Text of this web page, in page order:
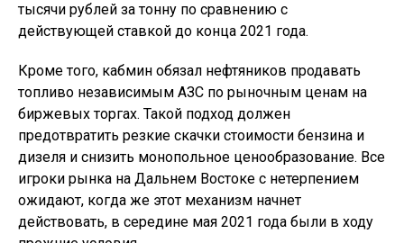
тысячи рублей за тонну по сравнению с
действующей ставкой до конца 2021 года.
Кроме того, кабмин обязал нефтяников продавать
топливо независимым АЗС по рыночным ценам на
биржевых торгах. Такой подход должен
предотвратить резкие скачки стоимости бензина и
дизеля и снизить монопольное ценообразование. Все
игроки рынка на Дальнем Востоке с нетерпением
ожидают, когда же этот механизм начнет
действовать, в середине мая 2021 года были в ходу